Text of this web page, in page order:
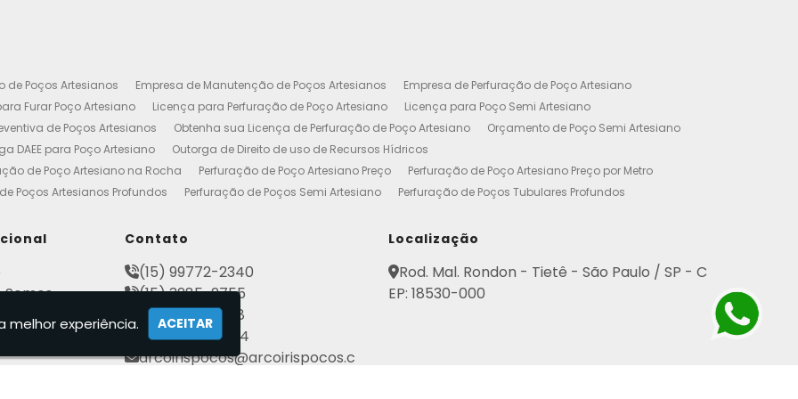
de Poços Artesianos Empresa de Manutenção de Poços Artesianos
Empresa de Perfuração de Poço Artesiano
Furar Poço Artesiano Licença para Perfuração de Poço Artesiano
Licença para Poço Semi Artesiano
de Poços Artesianos Obtenha sua Licença de Perfuração de Poço Artesiano
Orçamento de Poço Semi Artesiano
DAEE para Poço Artesiano
Outorga de Direito de uso de Recursos Hídricos
de Poço Artesiano na Rocha Perfuração de Poço Artesiano Preço
Perfuração de Poço Artesiano Preço por Metro
Poços Artesianos Profundos Perfuração de Poços Semi Artesiano
Perfuração de Poços Tubulares Profundos
Projeto de Perfuração de Poços Artesianos
Quanto Custa o Metro de Perfuração de Poço Artesiano
Licença de Poço Artesiano Manutenção de Poço Artesiano
Perfuração de Poço Artesiano
Poço Tubular Profundo Poços Artesianos Residencial
de Poço Artesiano Poços Artesianos
Outorga Poços Artesianos
Conserto de Bombas de Poço Artesiano Perfuração de Poços
Somos
Contato
(15) 99772-2340
(15) 3285-2755
(15) 3282-2568
(15) 99802-7184
arcoirispocos@arcoirispocos.c
Localização
Rod. Mal. Rondon - Tietê - São Paulo / SP - C
EP: 18530-000
melhor experiência. ACEITAR